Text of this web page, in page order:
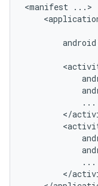
<manifest